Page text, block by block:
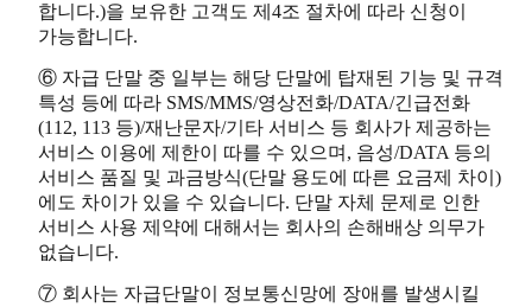
합니다.)을 보유한 고객도 제4조 절차에 따라 신청이
가능합니다.
⑥ 자급 단말 중 일부는 해당 단말에 탑재된 기능 및 규격
특성 등에 따라 SMS/MMS/영상전화/DATA/긴급전화
(112, 113 등)/재난문자/기타 서비스 등 회사가 제공하는
서비스 이용에 제한이 따를 수 있으며, 음성/DATA 등의
서비스 품질 및 과금방식(단말 용도에 따른 요금제 차이)
에도 차이가 있을 수 있습니다. 단말 자체 문제로 인한
서비스 사용 제약에 대해서는 회사의 손해배상 의무가
없습니다.
⑦ 회사는 자급단말이 정보통신망에 장애를 발생시킬